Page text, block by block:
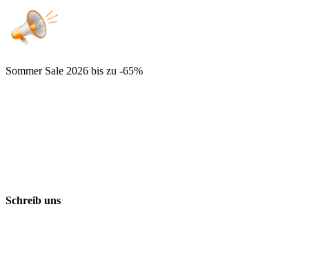
Sommer Sale 2026 bis zu -65%
Schreib uns